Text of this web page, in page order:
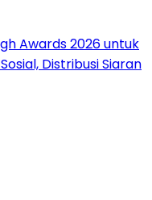
Awards 2026 untuk
Distribusi Siaran